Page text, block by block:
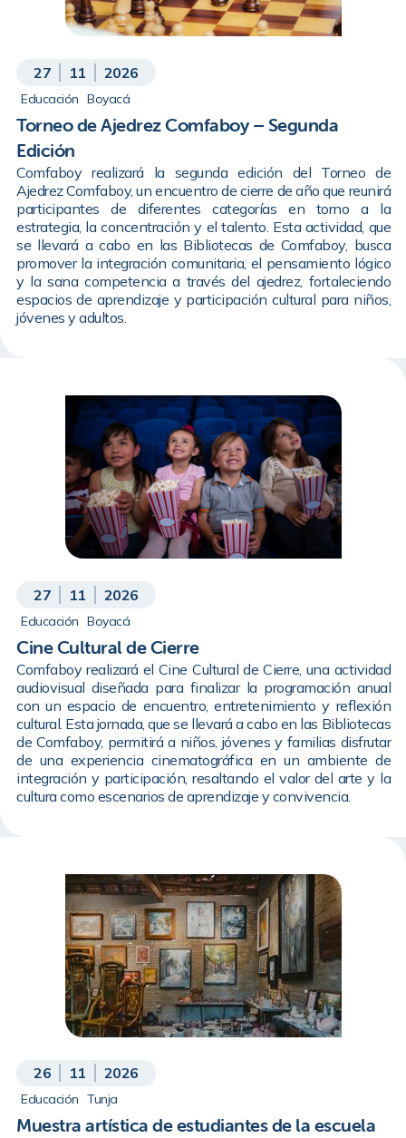
27 11 2026
Educación Boyacá
Torneo de Ajedrez Comfaboy – Segunda
Edición
Comfaboy realizará la segunda edición del Torneo de
Ajedrez Comfaboy, un encuentro de cierre de año que reunirá
participantes de diferentes categorías en torno a la
estrategia, la concentración y el talento. Esta actividad, que
se llevará a cabo en las Bibliotecas de Comfaboy, busca
promover la integración comunitaria, el pensamiento lógico
y la sana competencia a través del ajedrez, fortaleciendo
espacios de aprendizaje y participación cultural para niños,
jóvenes y adultos.
27 11 2026
Educación Boyacá
Cine Cultural de Cierre
Comfaboy realizará el Cine Cultural de Cierre, una actividad
audiovisual diseñada para finalizar la programación anual
con un espacio de encuentro, entretenimiento y reflexión
cultural. Esta jornada, que se llevará a cabo en las Bibliotecas
de Comfaboy, permitirá a niños, jóvenes y familias disfrutar
de una experiencia cinematográfica en un ambiente de
integración y participación, resaltando el valor del arte y la
cultura como escenarios de aprendizaje y convivencia.
26 11 2026
Educación Tunja
Muestra artística de estudiantes de la escuela